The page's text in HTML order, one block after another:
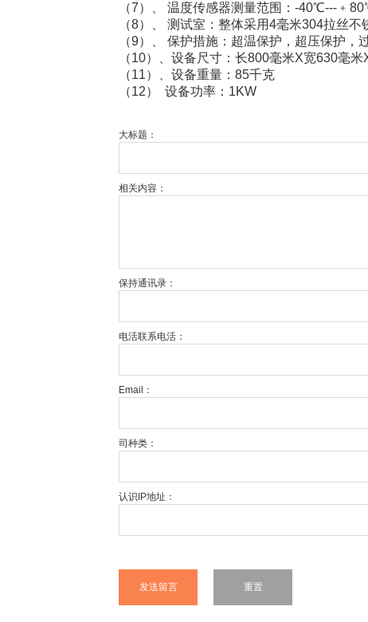
（7）、 温度传感器测量范围：-40℃---
（8）、 测试室：整体采用4毫米304拉丝不
（9）、 保护措施：超温保护，超压保护，
（10）、设备尺寸：长800毫米X宽630毫米
（11）、设备重量：85千克
（12） 设备功率：1KW
大标题：
相关内容：
保持通讯录：
电活联系电活：
Email：
司种类：
认识IP地址：